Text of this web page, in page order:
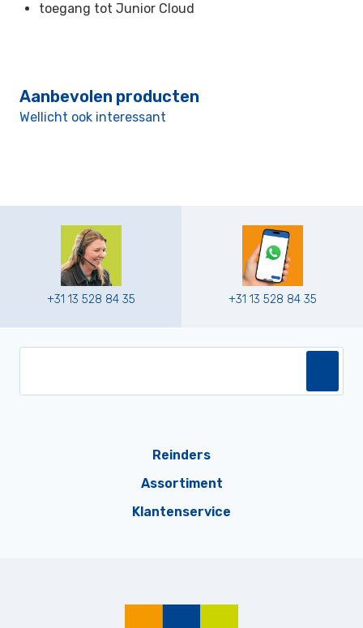
toegang tot Junior Cloud
Aanbevolen producten
Wellicht ook interessant
+31 13 528 84 35 +31 13 528 84 35
Reinders
Assortiment
Klantenservice